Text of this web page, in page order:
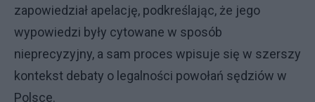
zapowiedział apelację, podkreślając, że jego
wypowiedzi były cytowane w sposób
nieprecyzyjny, a sam proces wpisuje się w szerszy
kontekst debaty o legalności powołań sędziów w
Polsce.